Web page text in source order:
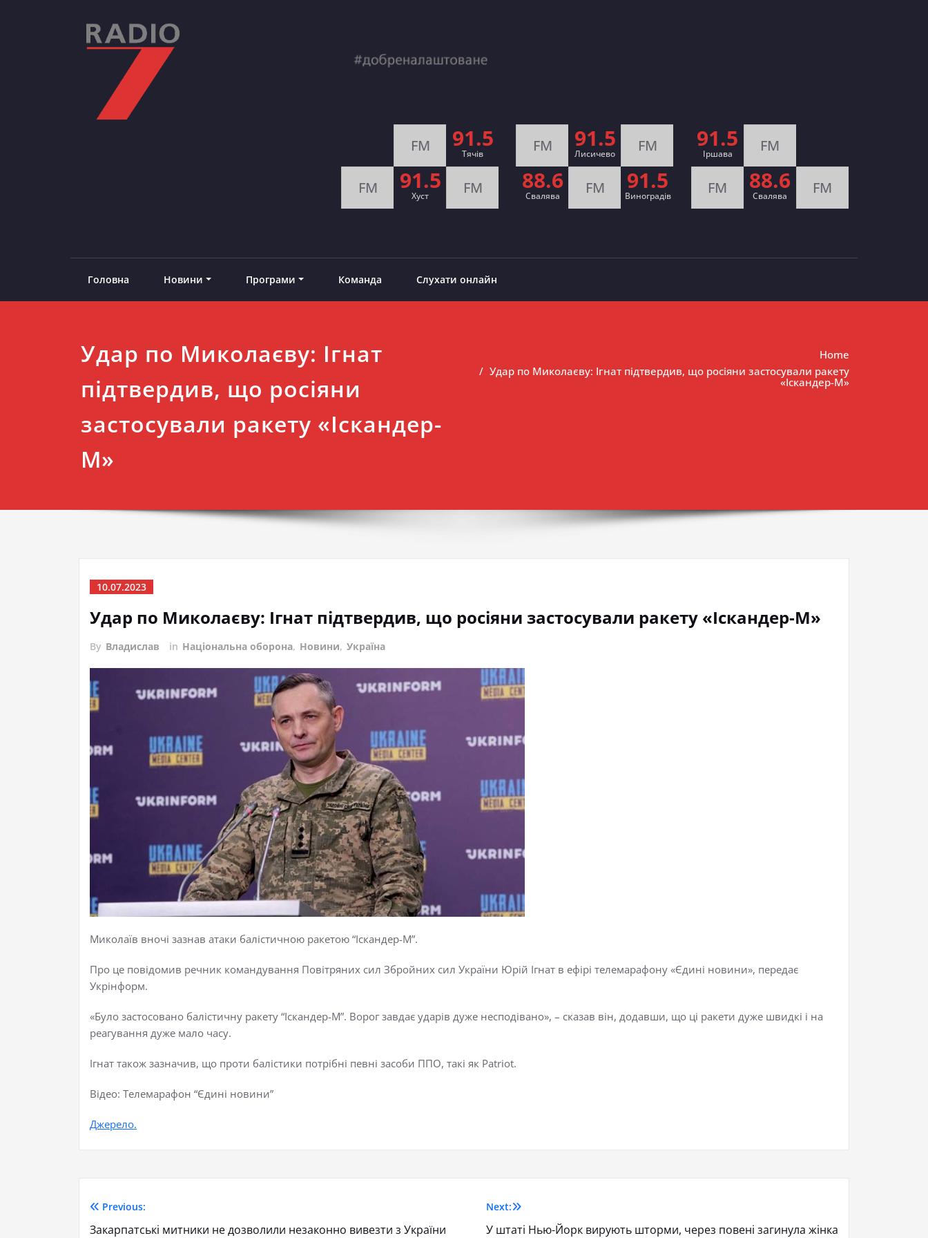
FM 91.5
Тячів
FM 91.5
Хуст FM
FM 91.5
Лисичево FM
88.6
Свалява FM 91.5
Виноградів
91.5
Іршава FM
FM 88.6
Cвалява FM
Головна Новини Програми Команда Слухати онлайн
Удар по Миколаєву: Ігнат
підтвердив, що росіяни
застосували ракету «Іскандер-
М»
Home
Удар по Миколаєву: Ігнат підтвердив, що росіяни застосували ракету
«Іскандер-М»
10.07.2023
Удар по Миколаєву: Ігнат підтвердив, що росіяни застосували ракету «Іскандер-М»
By Владислав in Національна оборона, Новини, Україна
Миколаїв вночі зазнав атаки балістичною ракетою “Іскандер-М”.
Про це повідомив речник командування Повітряних сил Збройних сил України Юрій Ігнат в ефірі телемарафону «Єдині новини», передає
Укрінформ.
«Було застосовано балістичну ракету “Іскандер-М”. Ворог завдає ударів дуже несподівано», – сказав він, додавши, що ці ракети дуже швидкі і на
реагування дуже мало часу.
Ігнат також зазначив, що проти балістики потрібні певні засоби ППО, такі як Patriot.
Відео: Телемарафон “Єдині новини”
Джерело.
Previous:
Закарпатські митники не дозволили незаконно вивезти з України
Next:
У штаті Нью-Йорк вирують шторми, через повені загинула жінка